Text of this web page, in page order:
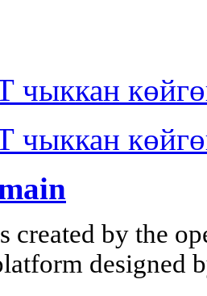
created by the
designed